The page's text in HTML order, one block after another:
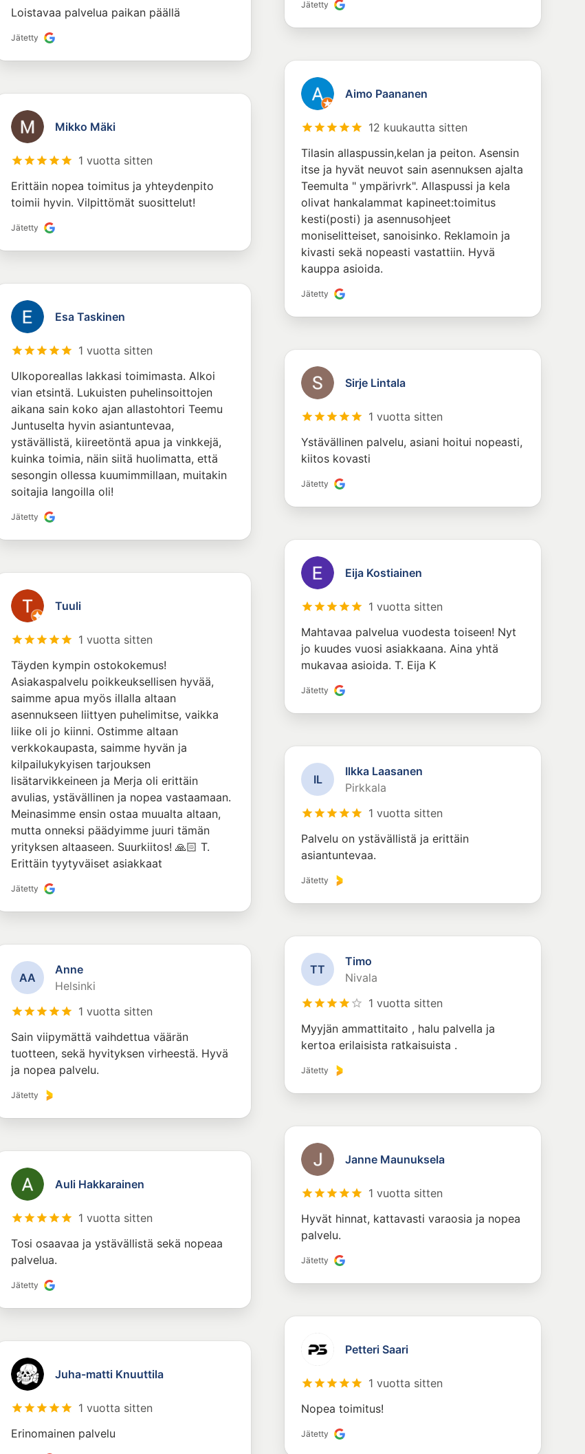
Jätetty
Loistavaa palvelua paikan päällä
Jätetty
Aimo Paananen
12 kuukautta sitten
Tilasin allaspussin,kelan ja peiton. Asensin
itse ja hyvät neuvot sain asennuksen ajalta
Teemulta " ympärivrk". Allaspussi ja kela
olivat hankalammat kapineet:toimitus
kesti(posti) ja asennusohjeet
moniselitteiset, sanoisinko. Reklamoin ja
kivasti sekä nopeasti vastattiin. Hyvä
kauppa asioida.
Jätetty
Mikko Mäki
1 vuotta sitten
Erittäin nopea toimitus ja yhteydenpito
toimii hyvin. Vilpittömät suosittelut!
Jätetty
Esa Taskinen
1 vuotta sitten
Ulkoporeallas lakkasi toimimasta. Alkoi
vian etsintä. Lukuisten puhelinsoittojen
aikana sain koko ajan allastohtori Teemu
Juntuselta hyvin asiantuntevaa,
ystävällistä, kiireetöntä apua ja vinkkejä,
kuinka toimia, näin siitä huolimatta, että
sesongin ollessa kuumimmillaan, muitakin
soitajia langoilla oli!
Jätetty
Sirje Lintala
1 vuotta sitten
Ystävällinen palvelu, asiani hoitui nopeasti,
kiitos kovasti
Jätetty
Eija Kostiainen
1 vuotta sitten
Mahtavaa palvelua vuodesta toiseen! Nyt
jo kuudes vuosi asiakkaana. Aina yhtä
mukavaa asioida. T. Eija K
Jätetty
Tuuli
1 vuotta sitten
Täyden kympin ostokokemus!
Asiakaspalvelu poikkeuksellisen hyvää,
saimme apua myös illalla altaan
asennukseen liittyen puhelimitse, vaikka
liike oli jo kiinni. Ostimme altaan
verkkokaupasta, saimme hyvän ja
kilpailukykyisen tarjouksen
lisätarvikkeineen ja Merja oli erittäin
avulias, ystävällinen ja nopea vastaamaan.
Meinasimme ensin ostaa muualta altaan,
mutta onneksi päädyimme juuri tämän
yrityksen altaaseen. Suurkiitos! 🙏🏻 T.
Erittäin tyytyväiset asiakkaat
Jätetty
IL
Ilkka Laasanen
Pirkkala
1 vuotta sitten
Palvelu on ystävällistä ja erittäin
asiantuntevaa.
Jätetty
TT
Timo
Nivala
1 vuotta sitten
Myyjän ammattitaito , halu palvella ja
kertoa erilaisista ratkaisuista .
Jätetty
AA
Anne
Helsinki
1 vuotta sitten
Sain viipymättä vaihdettua väärän
tuotteen, sekä hyvityksen virheestä. Hyvä
ja nopea palvelu.
Jätetty
Janne Maunuksela
1 vuotta sitten
Hyvät hinnat, kattavasti varaosia ja nopea
palvelu.
Jätetty
Auli Hakkarainen
1 vuotta sitten
Tosi osaavaa ja ystävällistä sekä nopeaa
palvelua.
Jätetty
Petteri Saari
1 vuotta sitten
Nopea toimitus!
Jätetty
Juha-matti Knuuttila
1 vuotta sitten
Erinomainen palvelu